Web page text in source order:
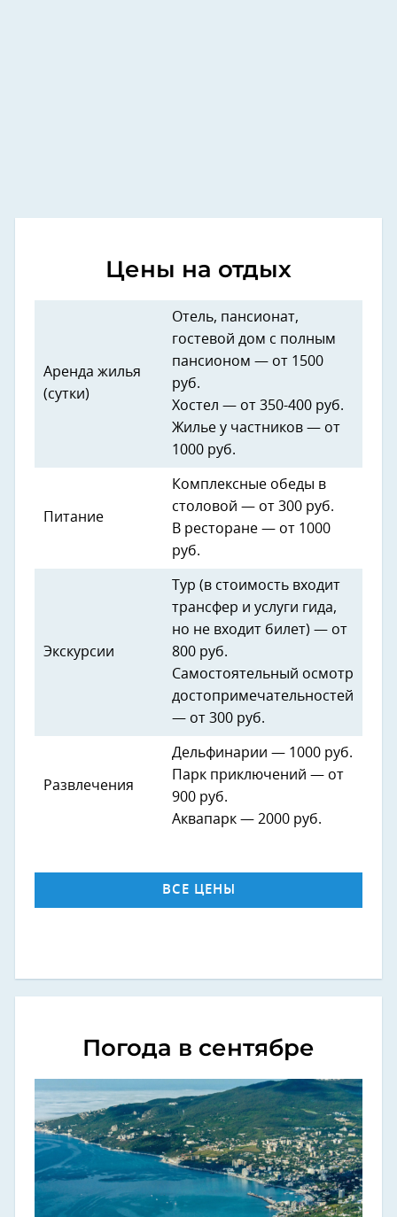
Цены на отдых
Аренда жилья
(сутки)
Отель, пансионат,
гостевой дом с полным
пансионом — от 1500
руб.
Хостел — от 350-400 руб.
Жилье у частников — от
1000 руб.
Питание
Комплексные обеды в
столовой — от 300 руб.
В ресторане — от 1000
руб.
Экскурсии
Тур (в стоимость входит
трансфер и услуги гида,
но не входит билет) — от
800 руб.
Самостоятельный осмотр
достопримечательностей
— от 300 руб.
Развлечения
Дельфинарии — 1000 руб.
Парк приключений — от
900 руб.
Аквапарк — 2000 руб.
ВСЕ ЦЕНЫ
Погода в сентябре